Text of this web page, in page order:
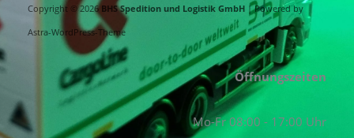
Copyright © 2026 BHS Spedition und Logistik GmbH | Powered by
Astra-WordPress-Theme
Öffnungszeiten
Mo-Fr 08:00 - 17:00 Uhr